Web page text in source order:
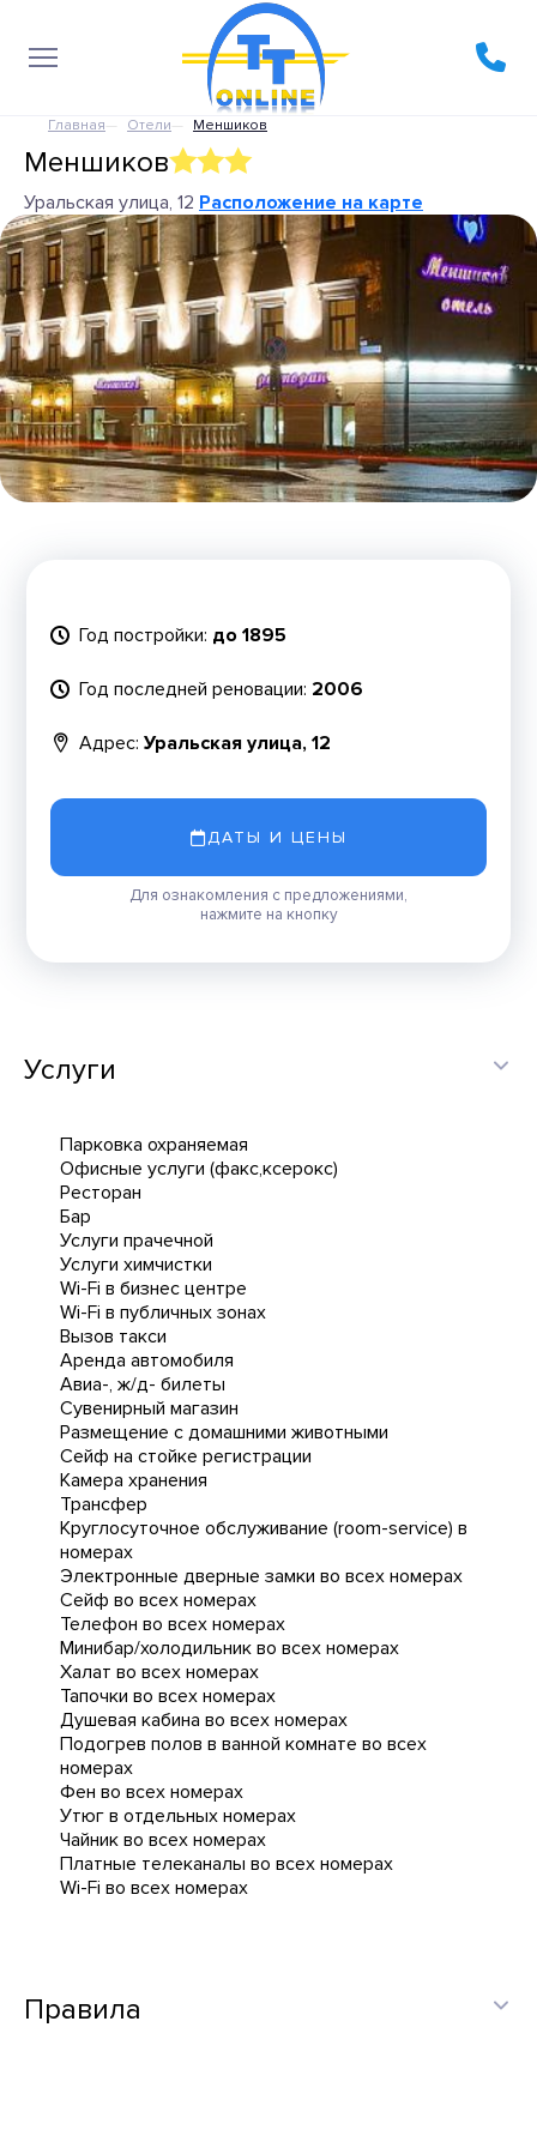
Главная Отели Меншиков
Меншиков
Уральская улица, 12 Расположение на карте
Год постройки: до 1895
Год последней реновации: 2006
Адрес: Уральская улица, 12
ДАТЫ И ЦЕНЫ
Для ознакомления с предложениями,
нажмите на кнопку
Услуги
Парковка охраняемая
Офисные услуги (факс,ксерокс)
Ресторан
Бар
Услуги прачечной
Услуги химчистки
Wi-Fi в бизнес центре
Wi-Fi в публичных зонах
Вызов такси
Аренда автомобиля
Авиа-, ж/д- билеты
Сувенирный магазин
Размещение с домашними животными
Сейф на стойке регистрации
Камера хранения
Трансфер
Круглосуточное обслуживание (room-service) в
номерах
Электронные дверные замки во всех номерах
Сейф во всех номерах
Телефон во всех номерах
Минибар/холодильник во всех номерах
Халат во всех номерах
Тапочки во всех номерах
Душевая кабина во всех номерах
Подогрев полов в ванной комнате во всех
номерах
Фен во всех номерах
Утюг в отдельных номерах
Чайник во всех номерах
Платные телеканалы во всех номерах
Wi-Fi во всех номерах
Правила